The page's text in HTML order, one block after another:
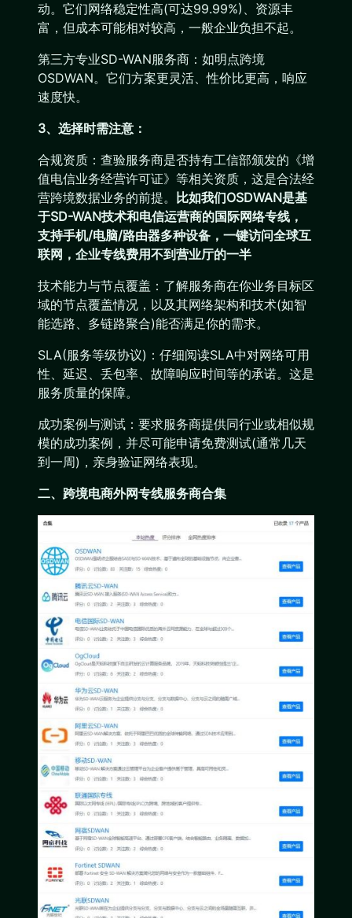
动。它们网络稳定性高(可达99.99%)、资源丰
富，但成本可能相对较高，一般企业负担不起。
第三方专业SD-WAN服务商：如明点跨境
OSDWAN。它们方案更灵活、性价比更高，响应
速度快。
3、选择时需注意：
合规资质：查验服务商是否持有工信部颁发的《增
值电信业务经营许可证》等相关资质，这是合法经
营跨境数据业务的前提。
比如我们OSDWAN是基
于SD-WAN技术和电信运营商的国际网络专线，
支持手机/电脑/路由器多种设备，一键访问全球互
联网，企业专线费用不到营业厅的一半
技术能力与节点覆盖：了解服务商在你业务目标区
域的节点覆盖情况，以及其网络架构和技术(如智
能选路、多链路聚合)能否满足你的需求。
SLA(服务等级协议)：仔细阅读SLA中对网络可用
性、延迟、丢包率、故障响应时间等的承诺。这是
服务质量的保障。
成功案例与测试：要求服务商提供同行业或相似规
模的成功案例，并尽可能申请免费测试(通常几天
到一周)，亲身验证网络表现。
二、跨境电商外网专线服务商合集